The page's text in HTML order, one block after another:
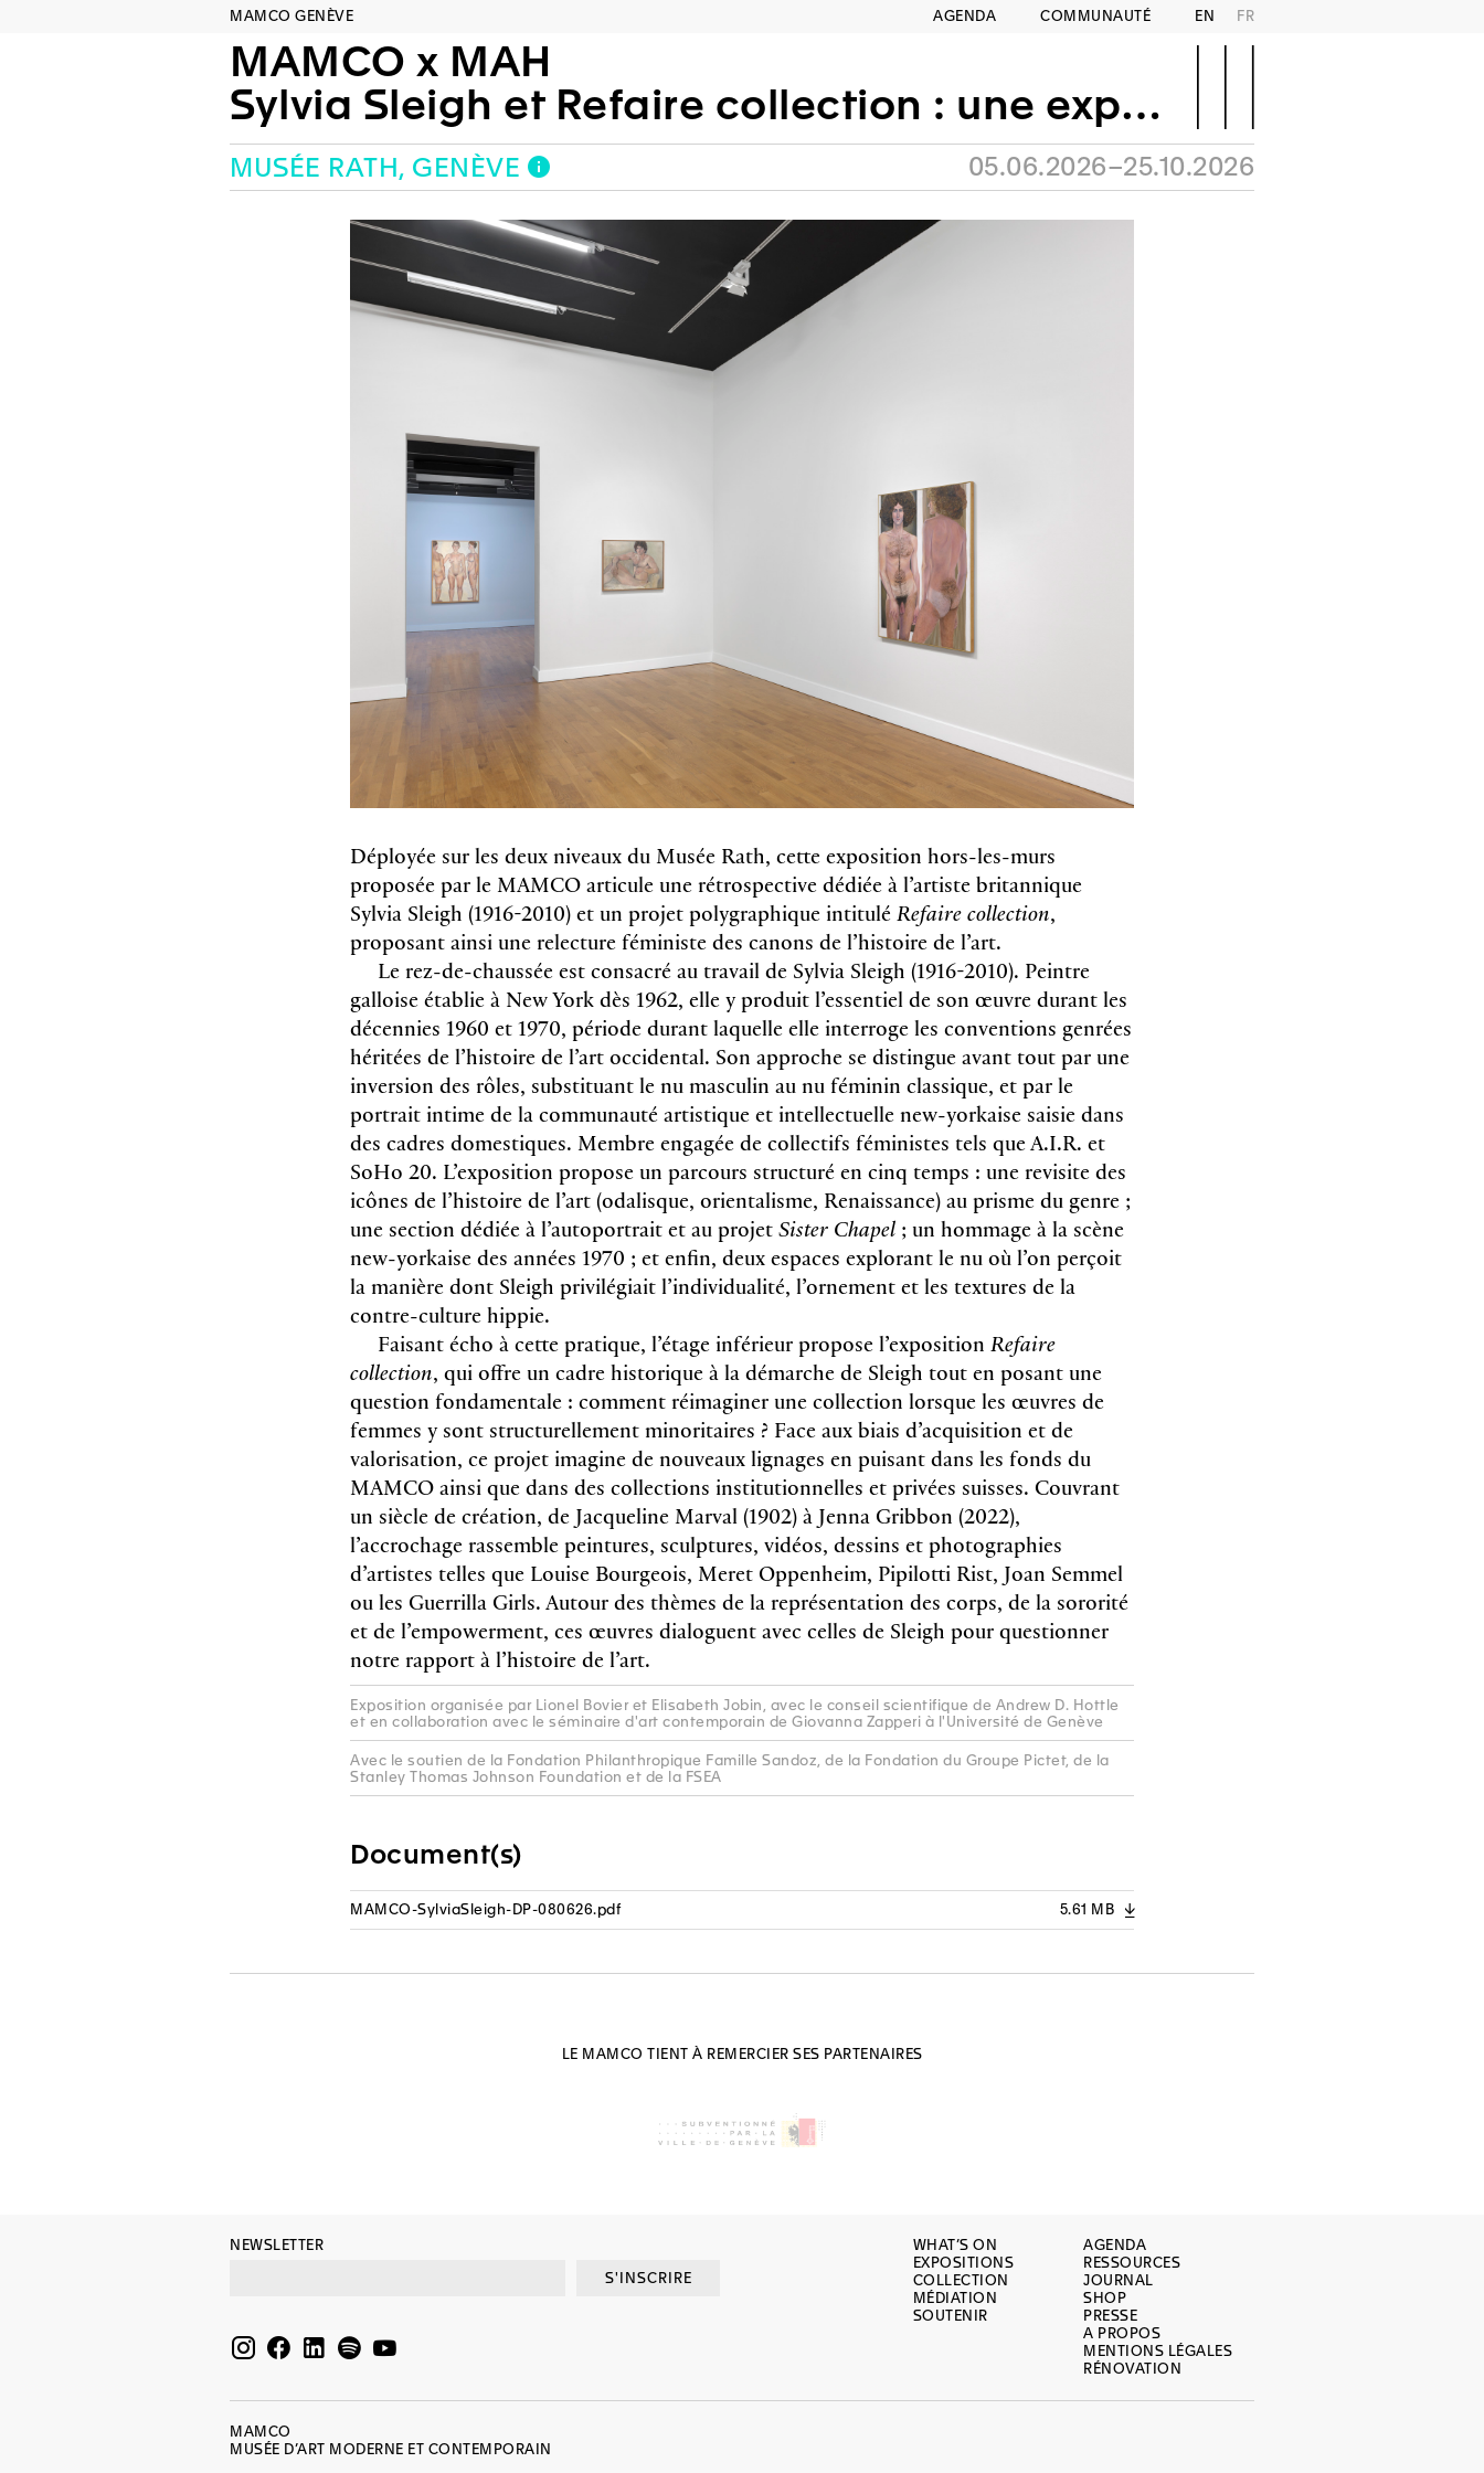
MAMCO GENÈVE AGENDA COMMUNAUTÉ EN FR
MAMCO x MAH
Sylvia Sleigh et Refaire collection : une exposition en deux parties
MUSÉE RATH, GENÈVE 05.06.2026–25.10.2026
Déployée sur les deux niveaux du Musée Rath, cette exposition hors-les-murs
proposée par le MAMCO articule une rétrospective dédiée à l’artiste britannique
Sylvia Sleigh (1916-2010) et un projet polygraphique intituléRefaire collection,
proposant ainsi une relecture féministe des canons de l’histoire de l’art.
Le rez-de-chaussée est consacré au travail de Sylvia Sleigh (1916-2010). Peintre
galloise établie à New York dès 1962, elle y produit l’essentiel de son œuvre durant les
décennies 1960 et 1970, période durant laquelle elle interroge les conventions genrées
héritées de l’histoire de l’art occidental. Son approche se distingue avant tout par une
inversion des rôles, substituant le nu masculin au nu féminin classique, et par le
portrait intime de la communauté artistique et intellectuelle new-yorkaise saisie dans
des cadres domestiques. Membre engagée de collectifs féministes tels que A.I.R. et
SoHo 20. L’exposition propose un parcours structuré en cinq temps : une revisite des
icônes de l’histoire de l’art (odalisque, orientalisme, Renaissance) au prisme du genre ;
une section dédiée à l’autoportrait et au projetSister Chapel ; un hommage à la scène
new-yorkaise des années 1970 ; et enfin, deux espaces explorant le nu où l’on perçoit
la manière dont Sleigh privilégiait l’individualité, l’ornement et les textures de la
contre-culture hippie.
Faisant écho à cette pratique, l’étage inférieur propose l’exposition Refaire
collection, qui offre un cadre historique à la démarche de Sleigh tout en posant une
question fondamentale : comment réimaginer une collection lorsque les œuvres de
femmes y sont structurellement minoritaires ? Face aux biais d’acquisition et de
valorisation, ce projet imagine de nouveaux lignages en puisant dans les fonds du
MAMCO ainsi que dans des collections institutionnelles et privées suisses. Couvrant
un siècle de création, de Jacqueline Marval (1902) à Jenna Gribbon (2022),
l’accrochage rassemble peintures, sculptures, vidéos, dessins et photographies
d’artistes telles que Louise Bourgeois, Meret Oppenheim, Pipilotti Rist, Joan Semmel
ou les Guerrilla Girls. Autour des thèmes de la représentation des corps, de la sororité
et de l’empowerment, ces œuvres dialoguent avec celles de Sleigh pour questionner
notre rapport à l’histoire de l’art.
Exposition organisée par Lionel Bovier et Elisabeth Jobin, avec le conseil scientifique de Andrew D. Hottle
et en collaboration avec le séminaire d'art contemporain de Giovanna Zapperi à l'Université de Genève
Avec le soutien de la Fondation Philanthropique Famille Sandoz, de la Fondation du Groupe Pictet, de la
Stanley Thomas Johnson Foundation et de la FSEA
Document(s)
MAMCO-SylviaSleigh-DP-080626.pdf A
5.61 MB
LE MAMCO TIENT À REMERCIER SES PARTENAIRES
NEWSLETTER
S'INSCRIRE
WHAT’S ON
EXPOSITIONS
COLLECTION
MÉDIATION
SOUTENIR
AGENDA
RESSOURCES
JOURNAL
SHOP
PRESSE
A PROPOS
MENTIONS LÉGALES
RÉNOVATION
MAMCO
MUSÉE D’ART MODERNE ET CONTEMPORAIN